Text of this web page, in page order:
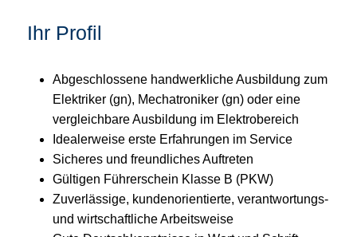
Ihr Profil
Abgeschlossene handwerkliche Ausbildung zum
Elektriker (gn), Mechatroniker (gn) oder eine
vergleichbare Ausbildung im Elektrobereich
Idealerweise erste Erfahrungen im Service
Sicheres und freundliches Auftreten
Gültigen Führerschein Klasse B (PKW)
Zuverlässige, kundenorientierte, verantwortungs-
und wirtschaftliche Arbeitsweise